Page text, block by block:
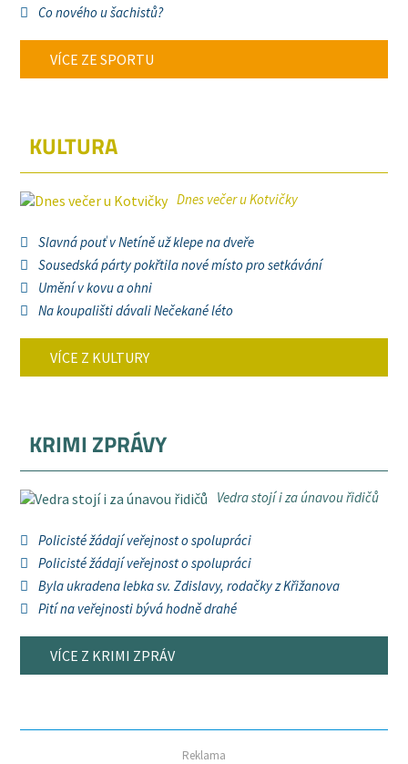
Co nového u šachistů?
VÍCE ZE SPORTU
KULTURA
Dnes večer u Kotvičky
Slavná pouť v Netíně už klepe na dveře
Sousedská párty pokřtila nové místo pro setkávání
Umění v kovu a ohni
Na koupališti dávali Nečekané léto
VÍCE Z KULTURY
KRIMI ZPRÁVY
Vedra stojí i za únavou řidičů
Policisté žádají veřejnost o spolupráci
Policisté žádají veřejnost o spolupráci
Byla ukradena lebka sv. Zdislavy, rodačky z Křižanova
Pití na veřejnosti bývá hodně drahé
VÍCE Z KRIMI ZPRÁV
Reklama